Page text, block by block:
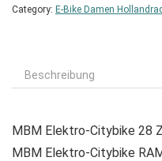
Category: E-Bike Damen Hollandrad
Beschreibung
MBM Elektro-Citybike 28
MBM Elektro-Citybike